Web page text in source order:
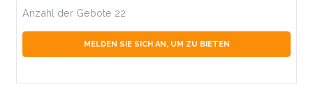
Anzahl der Gebote 22
MELDEN SIE SICH AN, UM ZU BIETEN